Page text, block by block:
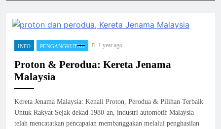
INFO PENGANGKUTAN 1 year ago
Proton & Perodua: Kereta Jenama
Malaysia
Kereta Jenama Malaysia: Kenali Proton, Perodua & Pilihan Terbaik
Untuk Rakyat Sejak dekad 1980-an, industri automotif Malaysia
telah mencatatkan pencapaian membanggakan melalui penghasilan